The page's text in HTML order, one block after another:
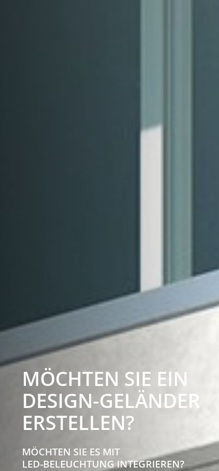
MÖCHTEN SIE EIN
DESIGN-GELÄNDER
ERSTELLEN?
MÖCHTEN SIE ES MIT
LED-BELEUCHTUNG INTEGRIEREN?